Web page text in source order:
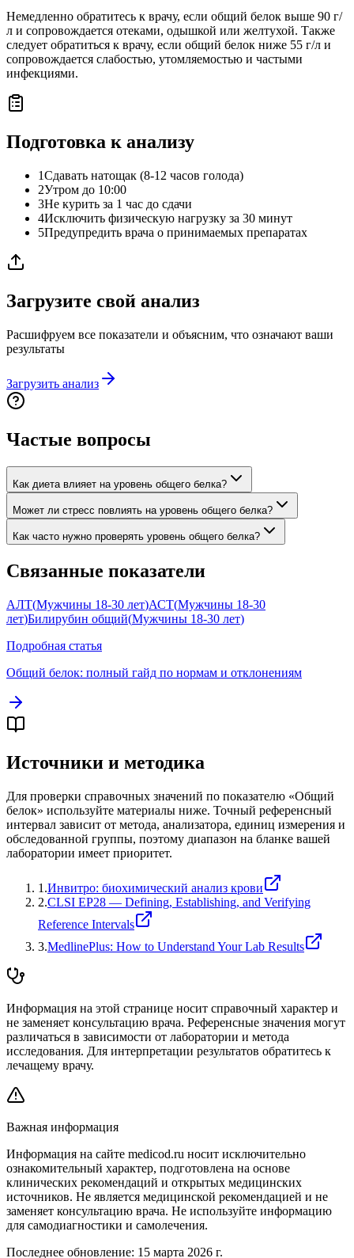
Немедленно обратитесь к врачу, если общий белок выше 90 г/
л и сопровождается отеками, одышкой или желтухой. Также
следует обратиться к врачу, если общий белок ниже 55 г/л и
сопровождается слабостью, утомляемостью и частыми
инфекциями.
Подготовка к анализу
1Сдавать натощак (8-12 часов голода)
2Утром до 10:00
3Не курить за 1 час до сдачи
4Исключить физическую нагрузку за 30 минут
5Предупредить врача о принимаемых препаратах
Загрузите свой анализ
Расшифруем все показатели и объясним, что означают ваши
результаты
Загрузить анализ
Частые вопросы
Как диета влияет на уровень общего белка?
Может ли стресс повлиять на уровень общего белка?
Как часто нужно проверять уровень общего белка?
Связанные показатели
АЛТ(Мужчины 18-30 лет)АСТ(Мужчины 18-30
лет)Билирубин общий(Мужчины 18-30 лет)
Подробная статья
Общий белок: полный гайд по нормам и отклонениям
Источники и методика
Для проверки справочных значений по показателю «Общий
белок» используйте материалы ниже. Точный референсный
интервал зависит от метода, анализатора, единиц измерения и
обследованной группы, поэтому диапазон на бланке вашей
лаборатории имеет приоритет.
1 .Инвитро: биохимический анализ крови
2.CLSI EP28 — Defining, Establishing, and Verifying
Reference Intervals
3.MedlinePlus: How to Understand Your Lab Results
Информация на этой странице носит справочный характер и
не заменяет консультацию врача. Референсные значения могут
различаться в зависимости от лаборатории и метода
исследования. Для интерпретации результатов обратитесь к
лечащему врачу.
Важная информация
Информация на сайте medicod.ru носит исключительно
ознакомительный характер, подготовлена на основе
клинических рекомендаций и открытых медицинских
источников. Не является медицинской рекомендацией и не
заменяет консультацию врача. Не используйте информацию
для самодиагностики и самолечения.
Последнее обновление: 15 марта 2026 г.